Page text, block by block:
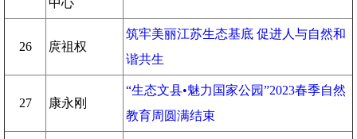
中心
26 庹祖权
筑牢美丽江苏生态基底 促进人与自然和
谐共生
27 康永刚
“生态文县•魅力国家公园”2023春季自然
教育周圆满结束